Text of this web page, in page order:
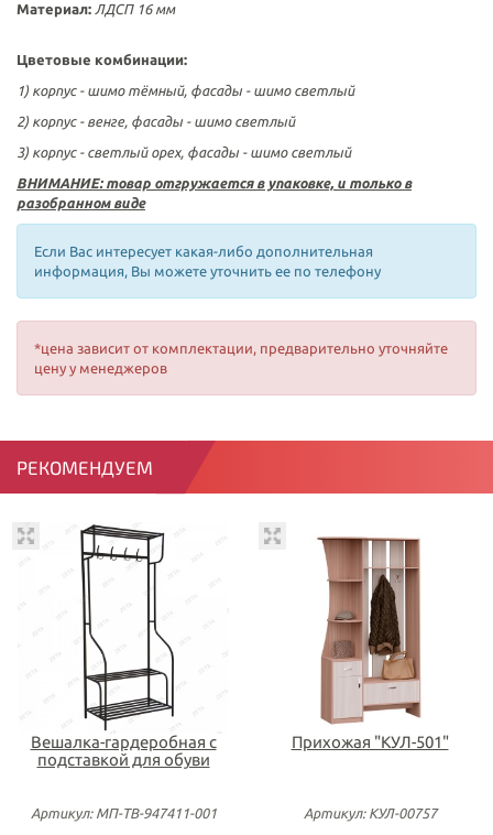
Материал: ЛДСП 16 мм
Цветовые комбинации:
1) корпус - шимо тёмный, фасады - шимо светлый
2) корпус - венге, фасады - шимо светлый
3) корпус - светлый орех, фасады - шимо светлый
ВНИМАНИЕ: товар отгружается в упаковке, и только в
разобранном виде
Если Вас интересует какая-либо дополнительная
информация, Вы можете уточнить ее по телефону
*цена зависит от комплектации, предварительно уточняйте
цену у менеджеров
РЕКОМЕНДУЕМ
Вешалка-гардеробная с
подставкой для обуви
Артикул: МП-ТВ-947411-001
Прихожая "КУЛ-501"
Артикул: КУЛ-00757